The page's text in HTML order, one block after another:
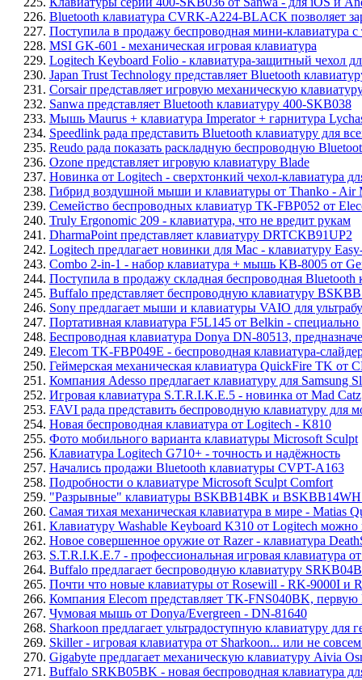
226. Bluetooth клавиатура CVRK-A224-BLACK позволяет
227. Поступила в продажу беспроводная мини-клавиатура
228. MSI GK-601 - механическая игровая клавиатура
229. Logitech Keyboard Folio - клавиатура-защитный чехол
230. Japan Trust Technology представляет Bluetooth
231. Corsair представляет игровую механическую
232. Sanwa представляет Bluetooth клавиатуру 400-SKB038
233. Мышь Maurus + клавиатура Imperator + гарнитура
234. Speedlink рада представить Bluetooth клавиатуру для
235. Reudo рада показать раскладную беспроводную
236. Ozone представляет игровую клавиатуру Blade
237. Новинка от Logitech - сверхтонкий чехол-клавиатура
238. Гибрид воздушной мыши и клавиатуры от Thanko - Air
239. Семейство беспроводных клавиатур TK-FBP052 от
240. Truly Ergonomic 209 - клавиатура, что не вредит рукам
241. DharmaPoint представляет клавиатуру DRTCKB91UP2
242. Logitech предлагает новинки для Mac - клавиатуру
243. Combo 2-in-1 - набор клавиатура + мышь KB-8005 от
244. Поступила в продажу складная беспроводная Bluetooth
245. Buffalo представляет беспроводную клавиатуру
246. Sony предлагает мыши и клавиатуры VAIO для
247. Портативная клавиатура F5L145 от Belkin - специально
248. Беспроводная клавиатура Donya DN-80513,
249. Elecom TK-FBP049E - беспроводная клавиатура-
250. Геймерская механическая клавиатура QuickFire TK от
251. Компания Adesso предлагает клавиатуру для
252. Игровая клавиатура S.T.R.I.K.E.5 - новинка от Mad Catz
253. FAVI рада представить беспроводную клавиатуру для
254. Новая беспроводная клавиатура от Logitech - K810
255. Фото мобильного варианта клавиатуры Microsoft Sculpt
256. Клавиатура Logitech G710+ - точность и надёжность
257. Начались продажи Bluetooth клавиатуры CVPT-A163
258. Подробности о клавиатуре Microsoft Sculpt Comfort
259. "Разрывные" клавиатуры BSKBB14BK и
260. Самая тихая механическая клавиатура в мире - Matias
261. Клавиатуру Washable Keyboard K310 от Logitech можно
262. Новое совершенное оружие от Razer - клавиатура
263. S.T.R.I.K.E.7 - профессиональная игровая клавиатура
264. Buffalo предлагает беспроводную клавиатуру
265. Почти что новые клавиатуры от Rosewill - RK-9000I и
266. Компания Elecom представляет TK-FNS040BK,
267. Чумовая мышь от Donya/Evergreen - DN-81640
268. Sharkoon предлагает ультрадоступную клавиатуру для
269. Skiller - игровая клавиатура от Sharkoon... или не
270. Gigabyte предлагает механическую клавиатуру Aivia
271. Buffalo SRKB05BK - новая беспроводная клавиатура